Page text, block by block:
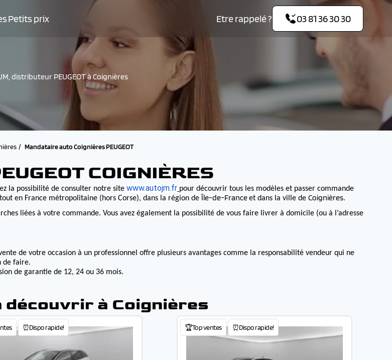
Petits prix Etre rappelé ? 03 81 36 30 30
distributeur PEUGEOT à Coignières
Mandataire auto Coignières PEUGEOT
COIGNIÈRES
la possibilité de consulter notre site www.autojm.fr pour découvrir tous les modèles et passer commande
en France métropolitaine (hors Corse), dans la région de Île-de-Franceet dans la ville de Coignières.
liées à votre commande. Vous avez également la possibilité de vous faire livrer à domicile (ou à l’adresse
de votre occasion à un professionnel offre plusieurs avantages comme la responsabilité vendeur qui ne
de faire.
de garantie de 12, 24 ou 36 mois.
découvrir à Coignières
⏰Dispo rapide! 🏆Top ventes ⏰Dispo rapide!